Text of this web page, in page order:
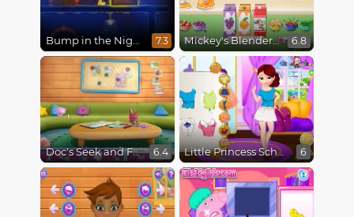
Bump in the Night 7.3 Mickey's Blender Bonanza! 6.8
Doc's Seek and Find 6.4 Little Princess School Prep 6